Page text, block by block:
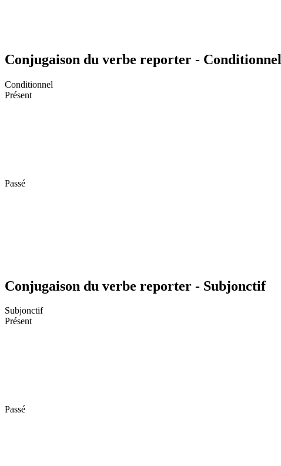
Conjugaison du verbe reporter - Conditionnel
Conditionnel
Présent
Passé
Conjugaison du verbe reporter - Subjonctif
Subjonctif
Présent
Passé